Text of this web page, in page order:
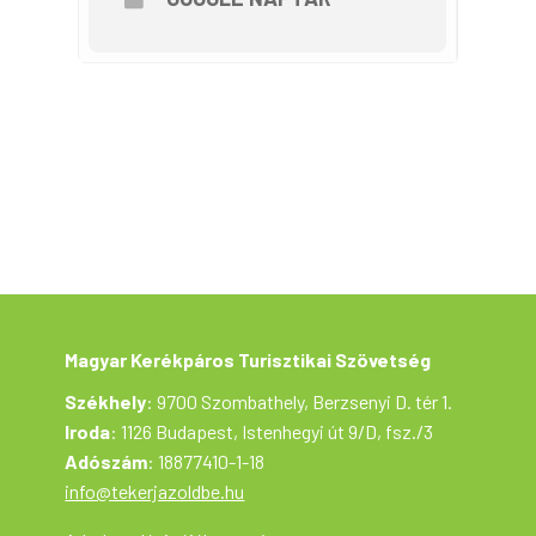
Jó műszaki állapotú kerékpár,
Magyar Kerékpáros Turisztikai Szövetség
Székhely: 9700 Szombathely, Berzsenyi D. tér 1.
Iroda: 1126 Budapest, Istenhegyi út 9/D, fsz./3
Adószám: 18877410-1-18
info@tekerjazoldbe.hu